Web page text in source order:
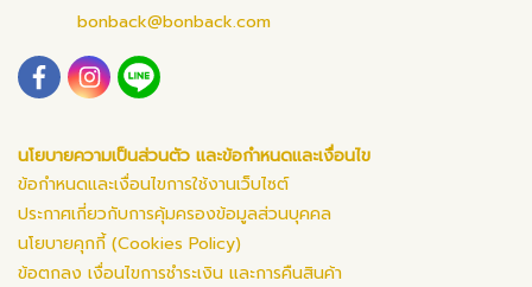
bonback@bonback.com
นโยบายความเป็นส่วนตัว และข้อกำหนดและเงื่อนไข
ข้อกำหนดและเงื่อนไขการใช้งานเว็บไซต์
ประกาศเกี่ยวกับการคุ้มครองข้อมูลส่วนบุคคล
นโยบายคุกกี้ (Cookies Policy)
ข้อตกลง เงื่อนไขการชำระเงิน และการคืนสินค้า